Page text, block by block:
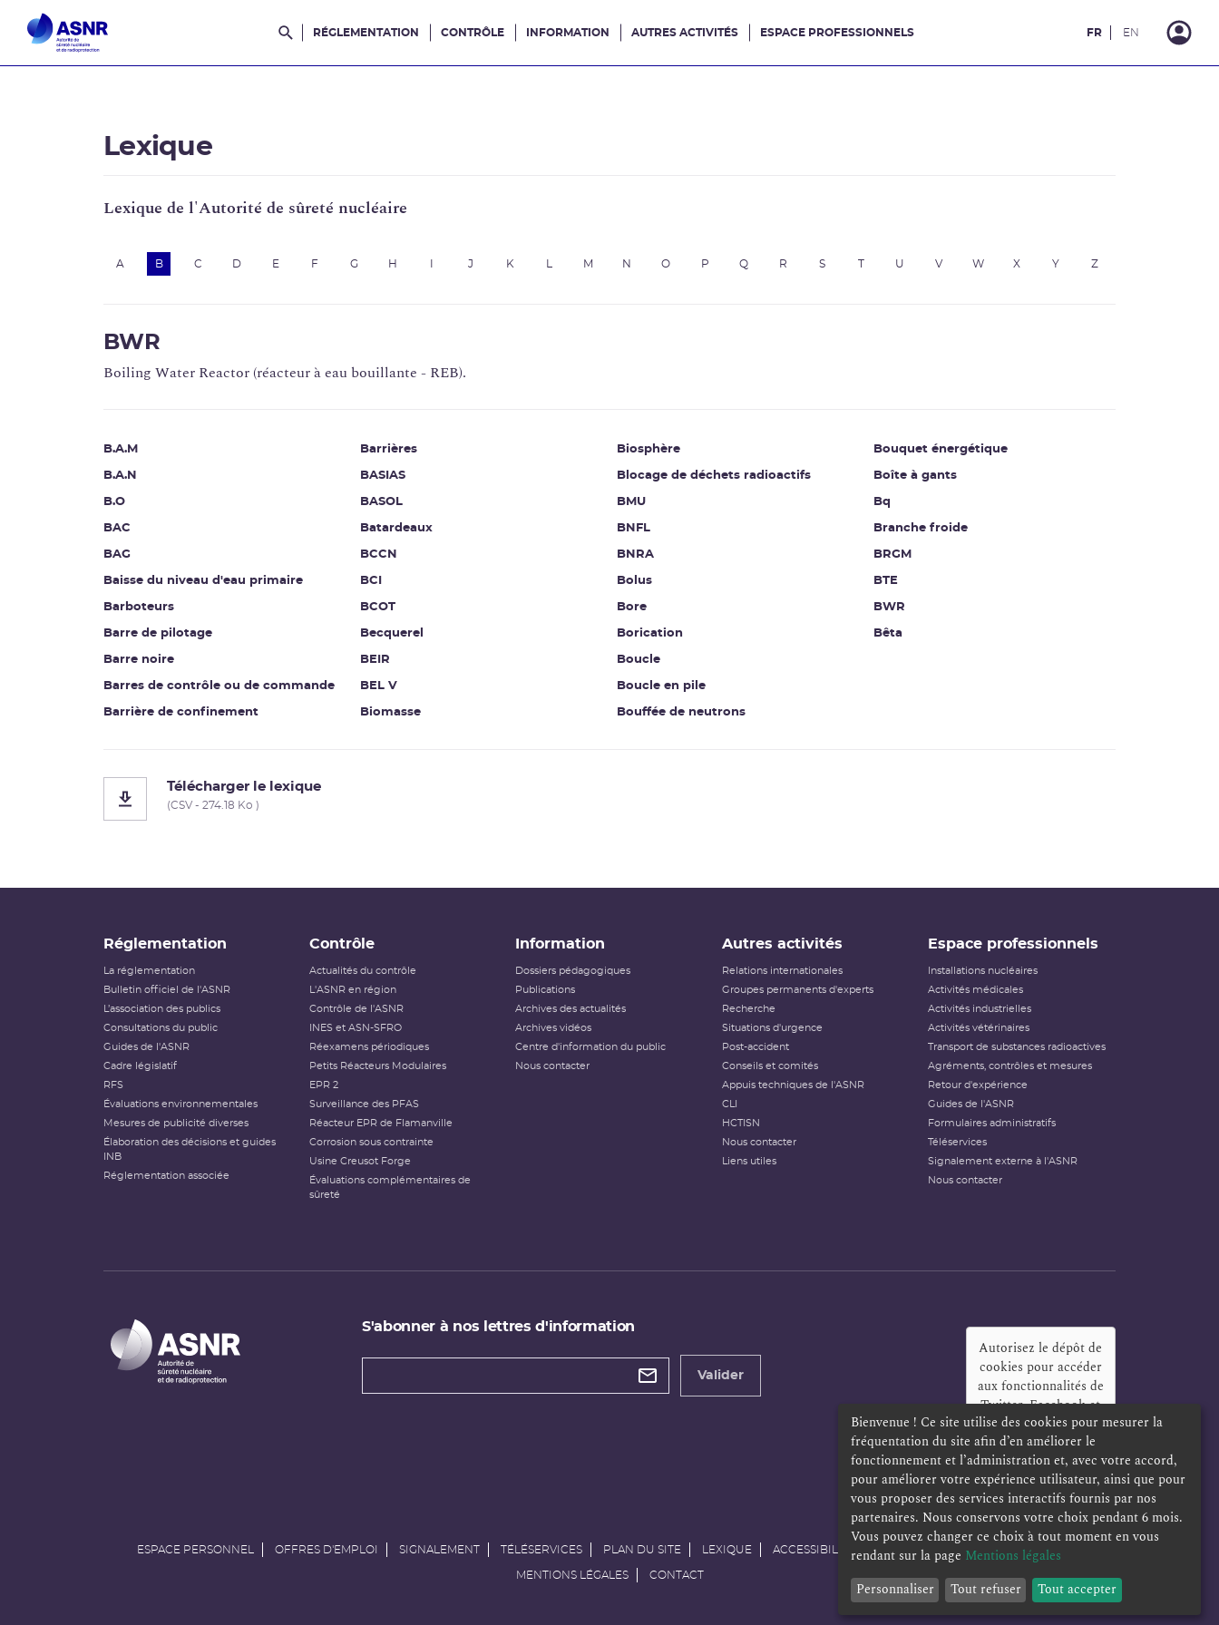
Rechercher dans le site
RÉGLEMENTATION CONTRÔLE INFORMATION AUTRES ACTIVITÉS ESPACE PROFESSIONNELS FR EN
Lexique
Lexique de l'Autorité de sûreté nucléaire
A B C D E F G H J K M N O P Q R S T U V W X Y Z
BWR
Boiling Water Reactor (réacteur à eau bouillante - REB).
B.A.M
B.A.N
B.O
BAC
BAG
Baisse du niveau d'eau primaire
Barboteurs
Barre de pilotage
Barre noire
Barres de contrôle ou de commande
Barrière de confinement
Barrières
BASIAS
BASOL
Batardeaux
BCCN
BCI
BCOT
Becquerel
BEIR
BEL V
Biomasse
Biosphère
Blocage de déchets radioactifs
BMU
BNFL
BNRA
Bolus
Bore
Borication
Boucle
Boucle en pile
Bouffée de neutrons
Bouquet énergétique
Boîte à gants
Bq
Branche froide
BRGM
BTE
BWR
Bêta
Télécharger le lexique
(CSV - 274.18 Ko )
Réglementation
La réglementation
Bulletin officiel de l'ASNR
L’association des publics
Consultations du public
Guides de l'ASNR
Cadre législatif
RFS
Évaluations environnementales
Mesures de publicité diverses
Élaboration des décisions et guides
INB
Réglementation associée
Contrôle
Actualités du contrôle
L'ASNR en région
Contrôle de l'ASNR
INES et ASN-SFRO
Réexamens périodiques
Petits Réacteurs Modulaires
EPR 2
Surveillance des PFAS
Réacteur EPR de Flamanville
Corrosion sous contrainte
Usine Creusot Forge
Évaluations complémentaires de
sûreté
Information
Dossiers pédagogiques
Publications
Archives des actualités
Archives vidéos
Centre d'information du public
Nous contacter
Autres activités
Relations internationales
Groupes permanents d'experts
Recherche
Situations d'urgence
Post-accident
Conseils et comités
Appuis techniques de l'ASNR
CLI
HCTISN
Nous contacter
Liens utiles
Espace professionnels
Installations nucléaires
Activités médicales
Activités industrielles
Activités vétérinaires
Transport de substances radioactives
Agréments, contrôles et mesures
Retour d'expérience
Guides de l'ASNR
Formulaires administratifs
Téléservices
Signalement externe à l'ASNR
Nous contacter
S'abonner à nos lettres d'information
Valider
Autorisez le dépôt de
cookies pour accéder
aux fonctionnalités de
Twitter, Facebook et
LinkedIn?
Oui
Toujours
ESPACE PERSONNEL OFFRES D'EMPLOI SIGNALEMENT TÉLÉSERVICES PLAN DU SITE LEXIQUE ACCESSIBILITÉ POLITIQUE DE CONFIDENTIALITÉ
MENTIONS LÉGALES CONTACT
Bienvenue ! Ce site utilise des cookies pour mesurer la
fréquentation du site afin d’en améliorer le
fonctionnement et l’administration et, avec votre accord,
pour améliorer votre expérience utilisateur, ainsi que pour
vous proposer des services interactifs fournis par nos
partenaires. Nous conservons votre choix pendant 6 mois.
Vous pouvez changer ce choix à tout moment en vous
rendant sur la page Mentions légales
Personnaliser
Tout refuser Tout accepter